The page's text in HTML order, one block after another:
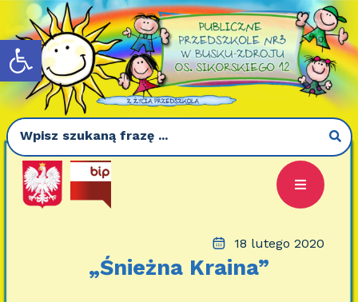
Otwórz pasek narzędzi
18 lutego 2020
„Śnieżna Kraina”